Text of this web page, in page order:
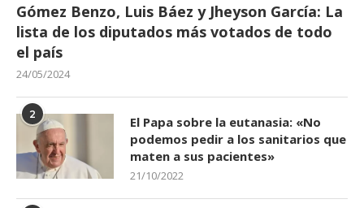
Gómez Benzo, Luis Báez y Jheyson García: La
lista de los diputados más votados de todo
el país
24/05/2024
2
El Papa sobre la eutanasia: «No
podemos pedir a los sanitarios que
maten a sus pacientes»
21/10/2022